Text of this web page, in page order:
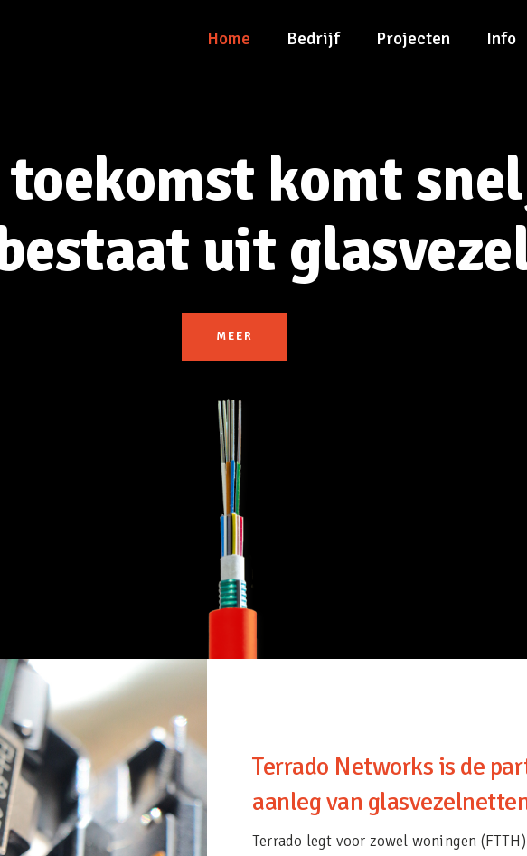
Home Bedrijf Projecten Info
toekomst komt
uit
MEER
Terrado Networks is de
aanleg van
Terrado legt voor zowel woningen